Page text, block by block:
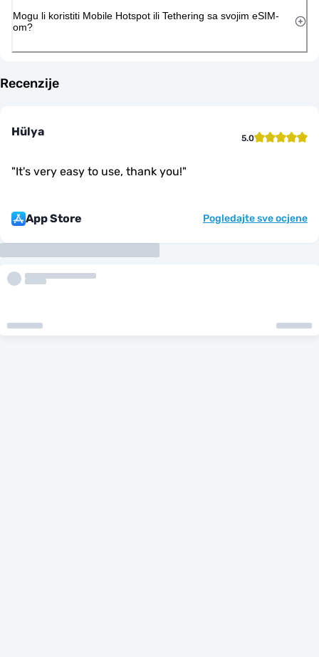
Mogu li koristiti Mobile Hotspot ili Tethering sa svojim eSIM-
om?
Recenzije
Hülya 5.0
"It's very easy to use, thank you!"
App Store Pogledajte sve ocjene